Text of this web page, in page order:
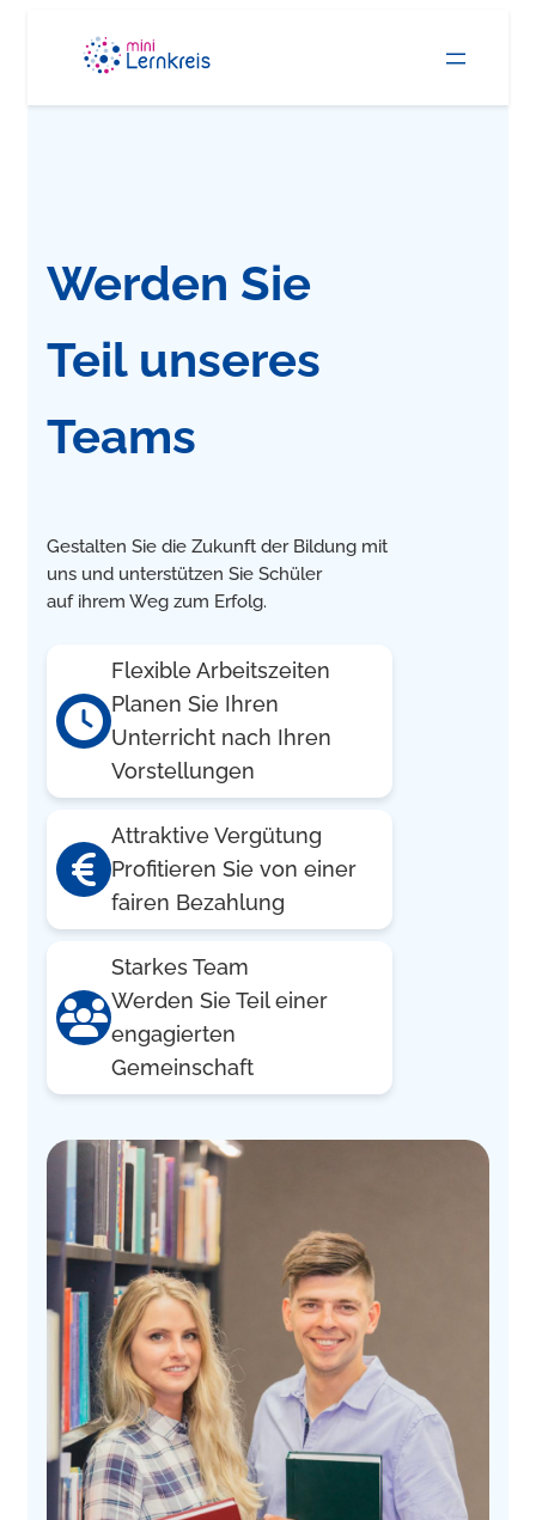
springen
Werden Sie
Teil unseres
Teams
Gestalten Sie die Zukunft der Bildung mit
uns und unterstützen Sie Schüler
auf ihrem Weg zum Erfolg.
Flexible Arbeitszeiten
Planen Sie Ihren
Unterricht nach Ihren
Vorstellungen
Attraktive Vergütung
Profitieren Sie von einer
fairen Bezahlung
Starkes Team
Werden Sie Teil einer
engagierten
Gemeinschaft